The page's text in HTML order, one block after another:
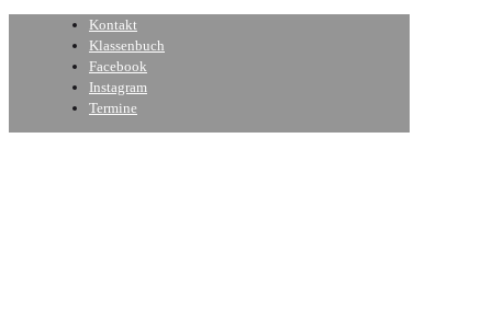
Kontakt
Klassenbuch
Facebook
Instagram
Termine